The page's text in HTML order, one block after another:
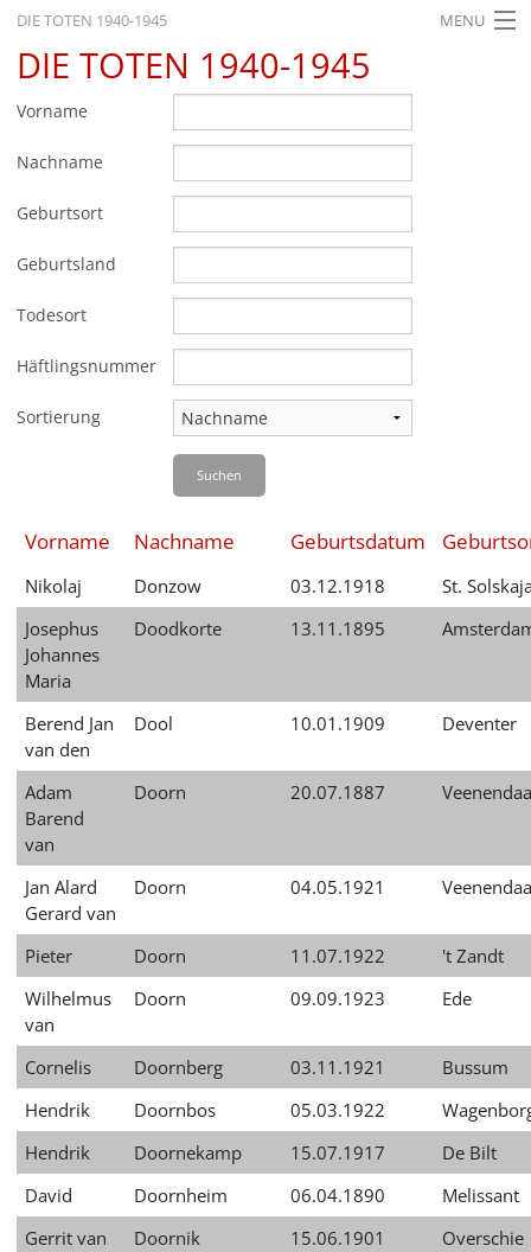
DIE TOTEN 1940-1945 MENU
STARTSEITE
AKTUELLES
AUSSTELLUNGEN
GESCHICHTE
BILDUNG
FORSCHUNG
SERVICE
Zurück
Deutsch
English
Français
Dansk
Nederlands
Português
Türkçe
Yкраїнський
עברית
العربية
日
本
語
Gebärdensprache Leichte Sprache
DIE TOTEN 1940-1945
Vorname
Nachname
Geburtsort
Geburtsland
Todesort
Häftlingsnummer
Sortierung
Suchen
Vorname Nachname Geburtsdatum
Nikolaj Donzow 03.12.1918
St.
Josephus
Johannes
Maria
Doodkorte 13.11.1895
Berend Jan
van den
Dool 10.01.1909 Deventer
Adam
Barend
van
Doorn 20.07.1887
Jan Alard
Gerard van
Doorn 04.05.1921
Pieter Doorn 11.07.1922
't Zandt
Wilhelmus
van
Doorn 09.09.1923 Ede
Cornelis Doornberg 03.11.1921
Bussum
Hendrik
Doornbos 05.03.1922
Hendrik
Doornekamp 15.07.1917
De Bilt
David
Doornheim 06.04.1890
Melissant
Gerrit van
Doornik 15.06.1901
Overschie